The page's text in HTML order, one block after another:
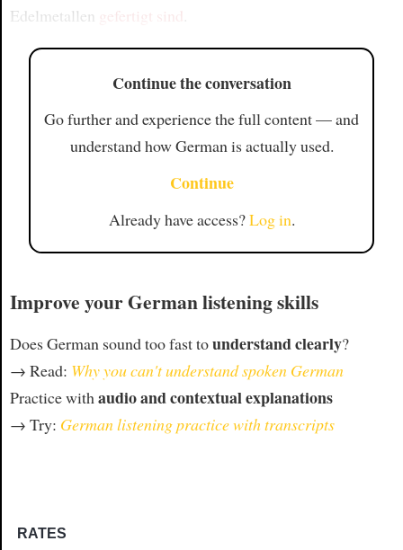
Edelmetallen gefertigt sind
Continue the conversation
Go further and experience the full content — and
understand how German is actually used.
Continue
Already have access?Log in.
Improve your German listening skills
Does German sound too fast tounderstand clearly?
→ Read: Why you can't understand spoken German
Practice withaudio and contextual explanations
→ Try: German listening practice with transcripts
RATES